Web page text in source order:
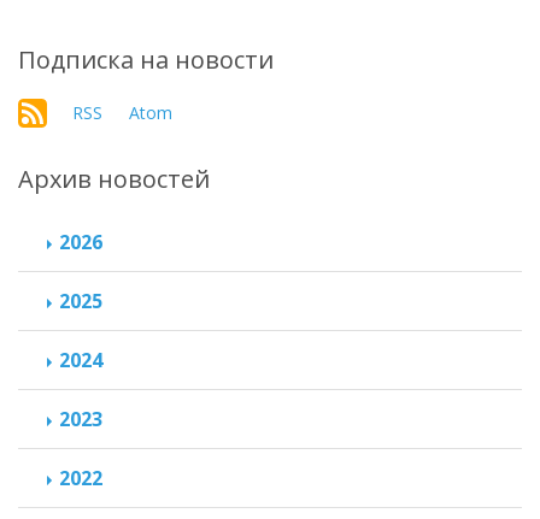
Подписка на новости
RSS Atom
Архив новостей
2026
2025
2024
2023
2022